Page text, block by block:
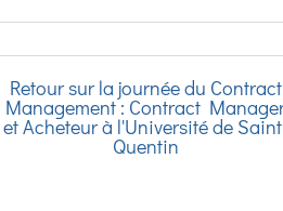
Retour sur la journée du Contract
Management : Contract
et Acheteur à l'Université de
Quentin